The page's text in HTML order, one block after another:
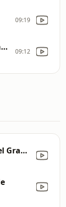
09:19
Space Cowboy (Michael Gray's Good Vibe Zone 09:12
Space Cowboy (Michael Gray's Good Vibe Zone - Edit)